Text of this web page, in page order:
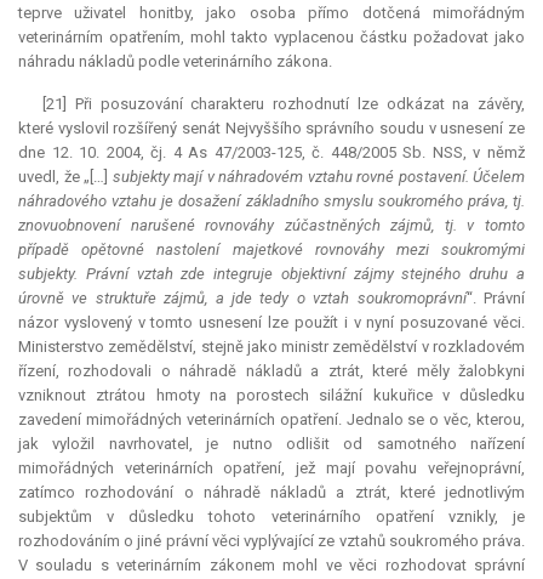
teprve uživatel honitby, jako osoba přímo dotčená mimořádným
veterinárním opatřením, mohl takto vyplacenou částku požadovat jako
náhradu nákladů podle veterinárního zákona.
[21] Při posuzování charakteru rozhodnutí lze odkázat na závěry,
které vyslovil rozšířený senát Nejvyššího správního soudu v usnesení ze
dne 12. 10. 2004, čj. 4 As 47/2003-125, č. 448/2005 Sb. NSS, v němž
uvedl, že „[…] subjekty mají v náhradovém vztahu rovné postavení. Účelem
náhradového vztahu je dosažení základního smyslu soukromého práva, tj.
znovuobnovení narušené rovnováhy zúčastněných zájmů, tj. v tomto
případě opětovné nastolení majetkové rovnováhy mezi soukromými
subjekty. Právní vztah zde integruje objektivní zájmy stejného druhu a
úrovně ve struktuře zájmů, a jde tedy o vztah soukromoprávní“. Právní
názor vyslovený v tomto usnesení lze použít i v nyní posuzované věci.
Ministerstvo zemědělství, stejně jako ministr zemědělství v rozkladovém
řízení, rozhodovali o náhradě nákladů a ztrát, které měly žalobkyni
vzniknout ztrátou hmoty na porostech silážní kukuřice v důsledku
zavedení mimořádných veterinárních opatření. Jednalo se o věc, kterou,
jak vyložil navrhovatel, je nutno odlišit od samotného nařízení
mimořádných veterinárních opatření, jež mají povahu veřejnoprávní,
zatímco rozhodování o náhradě nákladů a ztrát, které jednotlivým
subjektům v důsledku tohoto veterinárního opatření vznikly, je
rozhodováním o jiné právní věci vyplývající ze vztahů soukromého práva.
V souladu s veterinárním zákonem mohl ve věci rozhodovat správní